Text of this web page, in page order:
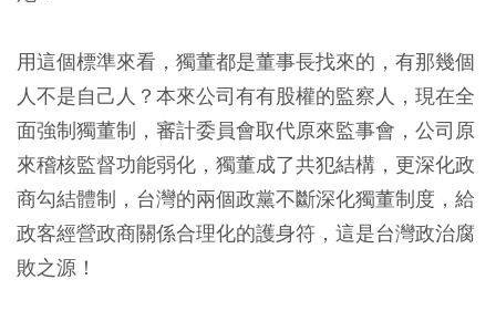
用這個標準來看，獨董都是董事長找來的，有那幾個
人不是自己人？本來公司有有股權的監察人，現在全
面強制獨董制，審計委員會取代原來監事會，公司原
來稽核監督功能弱化，獨董成了共犯結構，更深化政
商勾結體制，台灣的兩個政黨不斷深化獨董制度，給
政客經營政商關係合理化的護身符，這是台灣政治腐
敗之源！